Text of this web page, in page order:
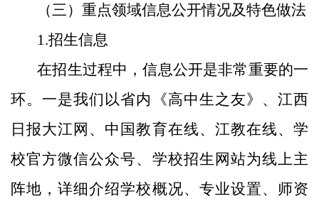
（三）重点领域信息公开情况及特色做法
1.招生信息
在招生过程中，信息公开是非常重要的一
环。一是我们以省内《高中生之友》、江西
日报大江网、中国教育在线、江教在线、学
校官方微信公众号、学校招生网站为线上主
阵地，详细介绍学校概况、专业设置、师资